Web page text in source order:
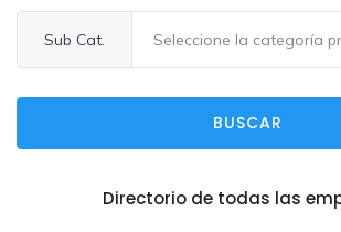
Sub Cat.
BUSCAR
Directorio de todas las